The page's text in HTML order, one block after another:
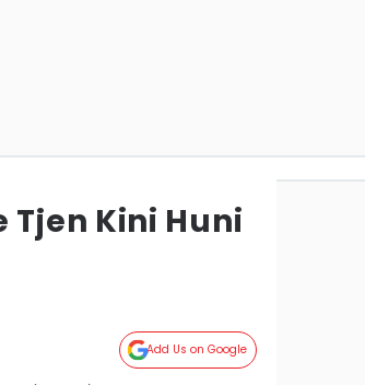
Kini Huni
Add Us on Google